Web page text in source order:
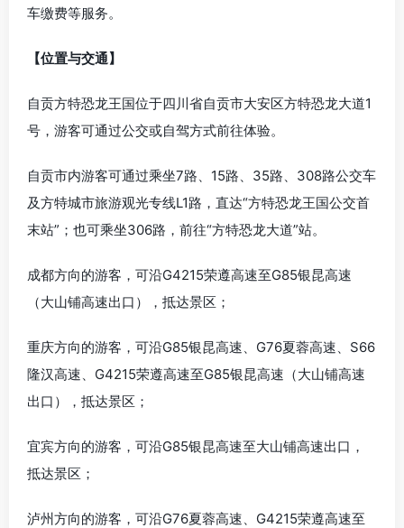
车缴费等服务。
【位置与交通】
自贡方特恐龙王国位于四川省自贡市大安区方特恐龙大道1
号，游客可通过公交或自驾方式前往体验。
自贡市内游客可通过乘坐7路、15路、35路、308路公交车
及方特城市旅游观光专线L1路，直达“方特恐龙王国公交首
末站”；也可乘坐306路，前往“方特恐龙大道”站。
成都方向的游客，可沿G4215荣遵高速至G85银昆高速
（大山铺高速出口），抵达景区；
重庆方向的游客，可沿G85银昆高速、G76夏蓉高速、S66
隆汉高速、G4215荣遵高速至G85银昆高速（大山铺高速
出口），抵达景区；
宜宾方向的游客，可沿G85银昆高速至大山铺高速出口，
抵达景区；
泸州方向的游客，可沿G76夏蓉高速、G4215荣遵高速至